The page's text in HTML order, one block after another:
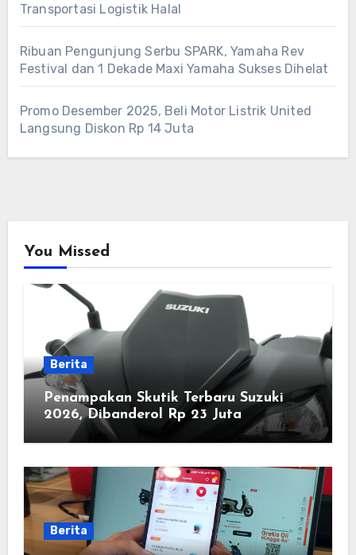
Transportasi Logistik Halal
Ribuan Pengunjung Serbu SPARK, Yamaha Rev
Festival dan 1 Dekade Maxi Yamaha Sukses Dihelat
Promo Desember 2025, Beli Motor Listrik United
Langsung Diskon Rp 14 Juta
You Missed
Berita
Penampakan Skutik Terbaru Suzuki
2026, Dibanderol Rp 23 Juta
Berita